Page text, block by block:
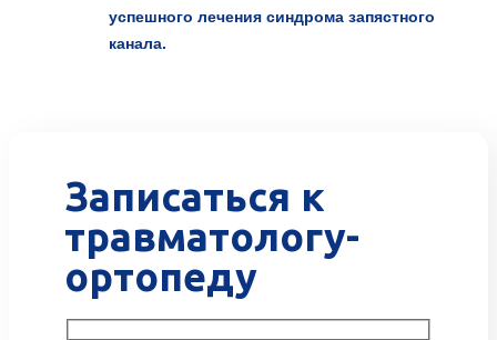
успешного лечения синдрома запястного
канала.
Записаться к
травматологу-
ортопеду